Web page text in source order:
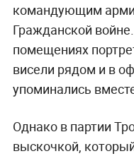
командующим
Гражданской
помещениях
висели рядом и в
упоминались
Однако в партии
выскочкой,